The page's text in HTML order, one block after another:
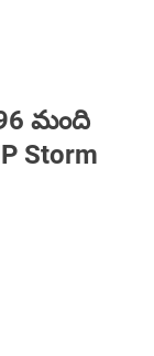
మంది
Storm